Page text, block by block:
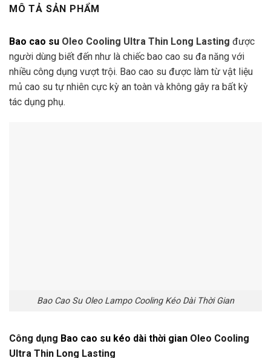
MÔ TẢ SẢN PHẨM
Bao cao su Oleo Cooling Ultra Thin Long Lasting được
người dùng biết đến như là chiếc bao cao su đa năng với
nhiều công dụng vượt trội. Bao cao su được làm từ vật liệu
mủ cao su tự nhiên cực kỳ an toàn và không gây ra bất kỳ
tác dụng phụ.
Bao Cao Su Oleo Lampo Cooling Kéo Dài Thời Gian
Công dụng Bao cao su kéo dài thời gian Oleo Cooling
Ultra Thin Long Lasting